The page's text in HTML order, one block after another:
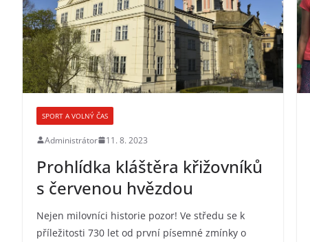
SPORT A VOLNÝ ČAS
Administrátor 11. 8. 2023
Prohlídka kláštěra křižovníků
s červenou hvězdou
Nejen milovníci historie pozor! Ve středu se k
příležitosti 730 let od první písemné zmínky o